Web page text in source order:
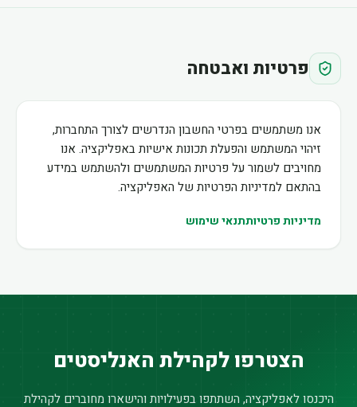
פרטיות ואבטחה
אנו משתמשים בפרטי החשבון הנדרשים לצורך התחברות,
זיהוי המשתמש והפעלת תכונות אישיות באפליקציה. אנו
מחויבים לשמור על פרטיות המשתמשים ולהשתמש במידע
בהתאם למדיניות הפרטיות של האפליקציה.
מדיניות פרטיותתנאי שימוש
הצטרפו לקהילת האנליסטים
היכנסו לאפליקציה, השתתפו בפעילויות והישארו מחוברים לקהילת